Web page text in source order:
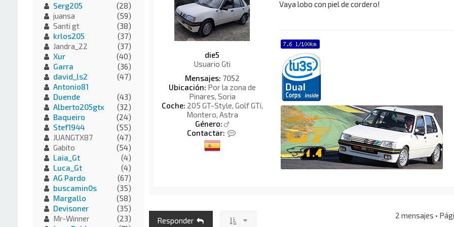
die5
Usuario Gti
Mensajes: 7052
Ubicación: Por la zona de
Pinares, Soria
Coche: 205 GT-Style, Golf GTi,
Montero, Astra
Género:
Contactar:
i
Vaya lobo con piel de cordero!
Responder
2 mensajes •
Serg205
(28)
juansa
(59)
Santi gt
(38)
krlos205
(37)
Jandra_22
(37)
Xur
(40)
Garra
(36)
david_ls2
(47)
Antonio81
Duende
(43)
Alberto205gtx
(32)
Baqueiro
(24)
Stef1944
(55)
JUANGTX87
(47)
Gabito
(54)
Laia_Gt
(4)
Luca_Gt
(4)
AG Pardo
(67)
buscamin0s
(35)
Margallo
(58)
Devisoner
(35)
Mr-Winner
(23)